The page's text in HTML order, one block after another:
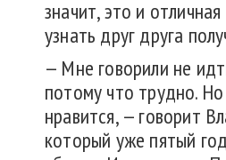
значит, это и
узнать друг друга
— Мне говорили не
потому что трудно.
нравится, — говорит
который уже пятый